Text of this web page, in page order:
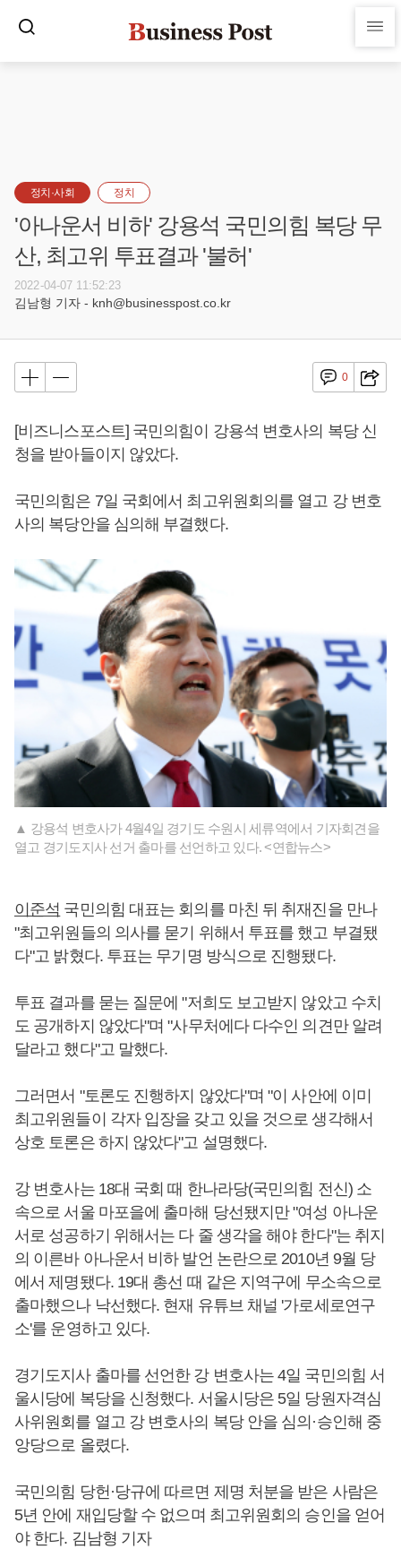
정치·사회 정치
'아나운서 비하' 강용석 국민의힘 복당 무
산, 최고위 투표결과 '불허'
2022-04-07 11:52:23
김남형 기자 - knh@businesspost.co.kr
0
[비즈니스포스트] 국민의힘이 강용석 변호사의 복당 신
청을 받아들이지 않았다.
국민의힘은 7일 국회에서 최고위원회의를 열고 강 변호
사의 복당안을 심의해 부결했다.
▲ 강용석 변호사가 4월4일 경기도 수원시 세류역에서 기자회견을
열고 경기도지사 선거 출마를 선언하고 있다. <연합뉴스>
이준석 국민의힘 대표는 회의를 마친 뒤 취재진을 만나
"최고위원들의 의사를 묻기 위해서 투표를 했고 부결됐
다"고 밝혔다. 투표는 무기명 방식으로 진행됐다.
투표 결과를 묻는 질문에 "저희도 보고받지 않았고 수치
도 공개하지 않았다"며 "사무처에다 다수인 의견만 알려
달라고 했다"고 말했다.
그러면서 "토론도 진행하지 않았다"며 "이 사안에 이미
최고위원들이 각자 입장을 갖고 있을 것으로 생각해서
상호 토론은 하지 않았다"고 설명했다.
강 변호사는 18대 국회 때 한나라당(국민의힘 전신) 소
속으로 서울 마포을에 출마해 당선됐지만 "여성 아나운
서로 성공하기 위해서는 다 줄 생각을 해야 한다"는 취지
의 이른바 아나운서 비하 발언 논란으로 2010년 9월 당
에서 제명됐다. 19대 총선 때 같은 지역구에 무소속으로
출마했으나 낙선했다. 현재 유튜브 채널 '가로세로연구
소'를 운영하고 있다.
경기도지사 출마를 선언한 강 변호사는 4일 국민의힘 서
울시당에 복당을 신청했다. 서울시당은 5일 당원자격심
사위원회를 열고 강 변호사의 복당 안을 심의·승인해 중
앙당으로 올렸다.
국민의힘 당헌·당규에 따르면 제명 처분을 받은 사람은
5년 안에 재입당할 수 없으며 최고위원회의 승인을 얻어
야 한다. 김남형 기자